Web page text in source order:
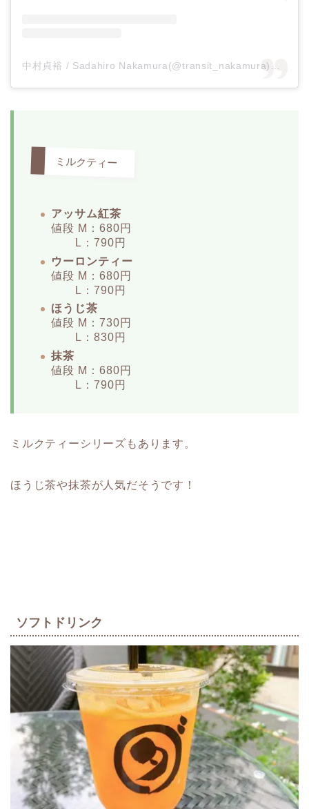
ミルクティー
アッサム紅茶
値段 M：680円
L：790円
ウーロンティー
値段 M：680円
L：790円
ほうじ茶
値段 M：730円
L：830円
抹茶
値段 M：680円
L：790円
ミルクティーシリーズもあります。
ほうじ茶や抹茶が人気だそうです！
ソフトドリンク